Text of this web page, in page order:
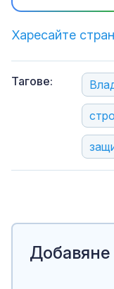
Харесайте
Тагове: